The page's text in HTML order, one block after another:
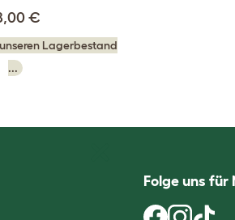
€
Lagerbestand
...
Folge uns